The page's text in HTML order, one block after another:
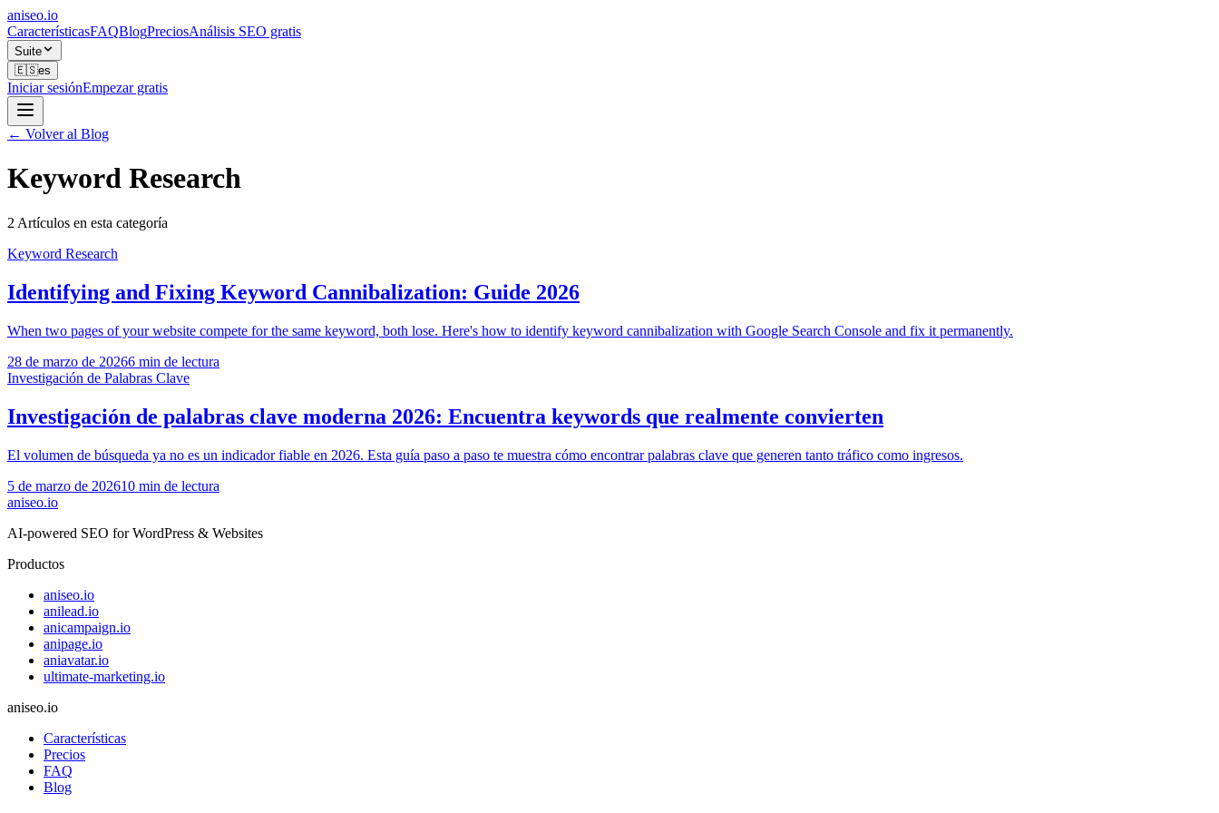
aniseo.io
CaracterísticasFAQBlogPreciosAnálisis SEO gratis
Suite
🇪🇸es
Iniciar sesiónEmpezar gratis
← Volver al Blog
Keyword Research
2 Artículos en esta categoría
Keyword Research
Identifying and Fixing Keyword Cannibalization: Guide 2026
When two pages of your website compete for the same keyword, both lose. Here's how to identify keyword cannibalization with Google Search Console and fix it permanently.
28 de marzo de 20266 min de lectura
Investigación de Palabras Clave
Investigación de palabras clave moderna 2026: Encuentra keywords que realmente convierten
El volumen de búsqueda ya no es un indicador fiable en 2026. Esta guía paso a paso te muestra cómo encontrar palabras clave que generen tanto tráfico como ingresos.
5 de marzo de 202610 min de lectura
aniseo.io
AI-powered SEO for WordPress & Websites
Productos
aniseo.io
anilead.io
anicampaign.io
anipage.io
aniavatar.io
ultimate-marketing.io
aniseo.io
Características
Precios
FAQ
Blog